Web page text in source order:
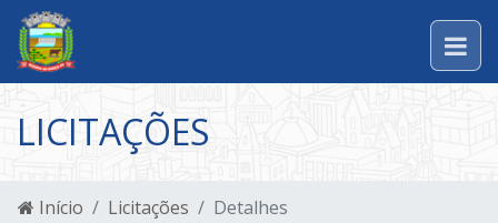
LICITAÇÕES
Início Licitações Detalhes